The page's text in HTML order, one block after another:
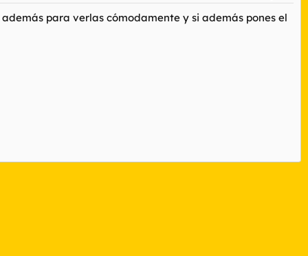
para verlas cómodamente y si además pones el